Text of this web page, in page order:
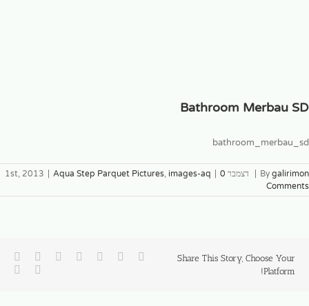
Bathroom Merbau SD
bathroom_merbau_sd
By galirimon דצמבר 1st, 2013 Aqua Step Parquet Pictures images-aq
0
Comments
Share This Story, Choose Your
Platform!